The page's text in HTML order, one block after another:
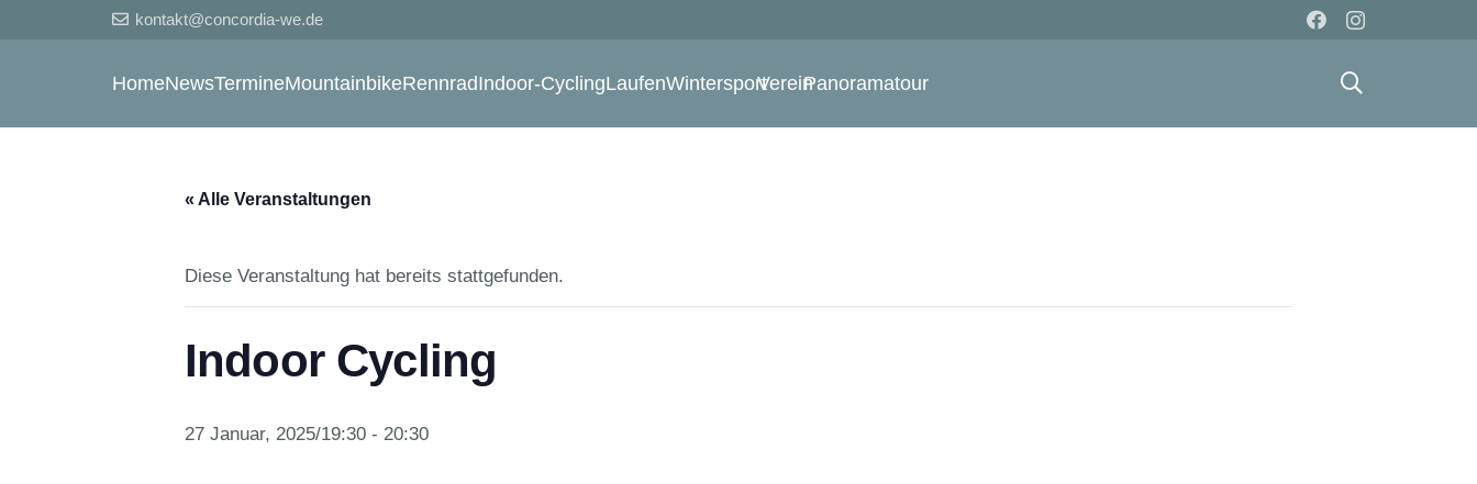
kontakt@concordia-we.de
HomeNewsTermineMountainbikeRennradIndoor-CyclingLaufenWintersportVereinPanoramatour
« Alle Veranstaltungen
Diese Veranstaltung hat bereits stattgefunden.
Indoor Cycling
27 Januar, 2025/19:30 - 20:30